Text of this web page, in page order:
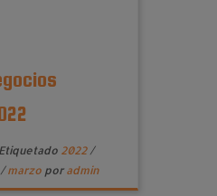
Etiquetado 2022 /
/marzo por admin